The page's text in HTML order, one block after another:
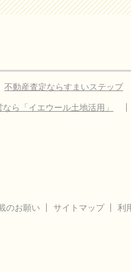
不動産査定ならすまいステップ
ら「イエウール土地活用」
のお願い サイトマップ 利